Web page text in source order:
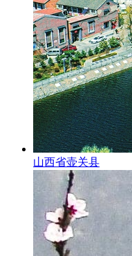
山西省壶关县